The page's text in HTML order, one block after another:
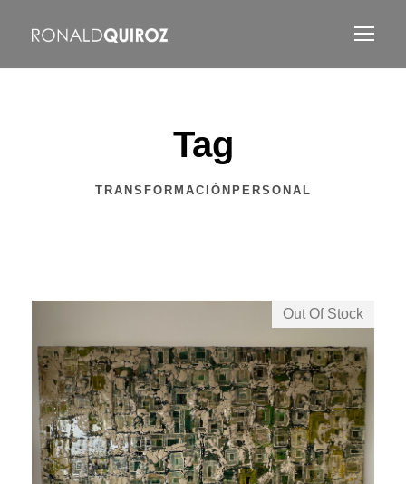
Tag
TRANSFORMACIÓNPERSONAL
Out Of Stock